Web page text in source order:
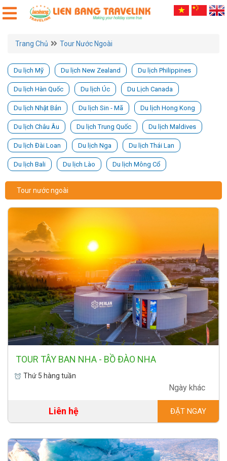
Trang Chủ Tour Nước Ngoài
Du lịch Mỹ Du lịch New Zealand Du lịch Philippines
Du lịch Hàn Quốc Du lịch Úc Du Lịch Canada
Du lịch Nhật Bản Du lịch Sin - Mã Du lịch Hong Kong
Du lịch Châu Âu Du lịch Trung Quốc Du lịch Maldives
Du lịch Đài Loan Du lịch Nga Du lịch Thái Lan
Du lịch Bali Du lịch Lào Du lịch Mông Cổ
Tour nước ngoài
TOUR TÂY BAN NHA - BỒ ĐÀO NHA
Thứ 5 hàng tuần
Ngày khác
Liên hệ ĐẶT NGAY